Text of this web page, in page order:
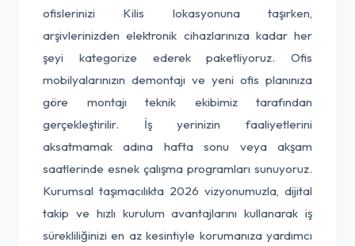
ofislerinizi Kilis lokasyonuna taşırken,
arşivlerinizden elektronik cihazlarınıza kadar her
şeyi kategorize ederek paketliyoruz. Ofis
mobilyalarınızın demontajı ve yeni ofis planınıza
göre montajı teknik ekibimiz tarafından
gerçekleştirilir. İş yerinizin faaliyetlerini
aksatmamak adına hafta sonu veya akşam
saatlerinde esnek çalışma programları sunuyoruz.
Kurumsal taşımacılıkta 2026 vizyonumuzla, dijital
takip ve hızlı kurulum avantajlarını kullanarak iş
sürekliliğinizi en az kesintiyle korumanıza yardımcı